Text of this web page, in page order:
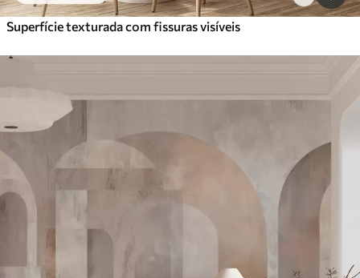
Superfície texturada com fissuras visíveis